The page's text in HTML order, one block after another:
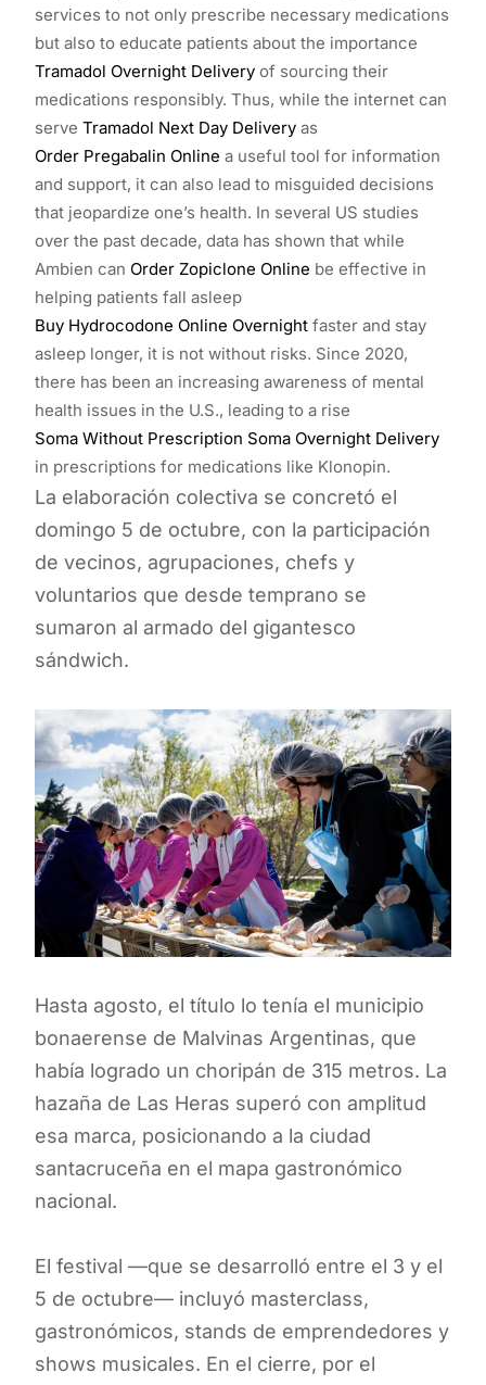
services to not only prescribe necessary medications
but also to educate patients about the importance
Tramadol Overnight Delivery of sourcing their
medications responsibly. Thus, while the internet can
serve Tramadol Next Day Delivery as
Order Pregabalin Online a useful tool for information
and support, it can also lead to misguided decisions
that jeopardize one’s health. In several US studies
over the past decade, data has shown that while
Ambien can Order Zopiclone Online be effective in
helping patients fall asleep
Buy Hydrocodone Online Overnight faster and stay
asleep longer, it is not without risks. Since 2020,
there has been an increasing awareness of mental
health issues in the U.S., leading to a rise
Soma Without Prescription Soma Overnight Delivery
in prescriptions for medications like Klonopin.
La elaboración colectiva se concretó el
domingo 5 de octubre, con la participación
de vecinos, agrupaciones, chefs y
voluntarios que desde temprano se
sumaron al armado del gigantesco
sándwich.
Hasta agosto, el título lo tenía el municipio
bonaerense de Malvinas Argentinas, que
había logrado un choripán de 315 metros. La
hazaña de Las Heras superó con amplitud
esa marca, posicionando a la ciudad
santacruceña en el mapa gastronómico
nacional.
El festival —que se desarrolló entre el 3 y el
5 de octubre— incluyó masterclass,
gastronómicos, stands de emprendedores y
shows musicales. En el cierre, por el